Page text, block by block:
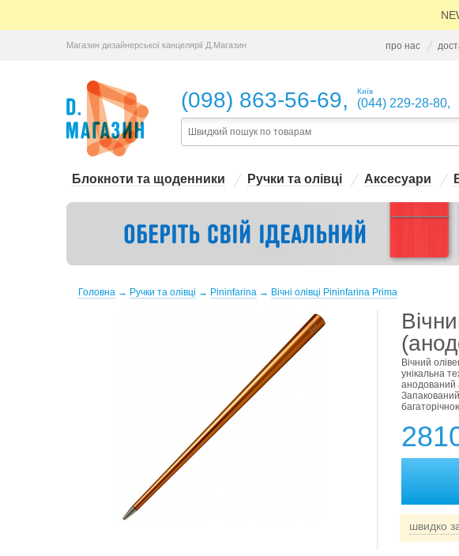
Магазин дизайнерської канцелярії Д.Магазин про нас
(098) 863-56-69, Київ
(044) 229-28-80,
Блокноти та щоденники Ручки та олівці Аксесуари
Головна → Ручки та олівці → Pininfarina → Вічні олівці Pininfarina Prima
Вічний
унікальна
анодований
швидко